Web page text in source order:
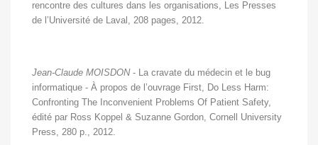
rencontre des cultures dans les organisations, Les Presses
de l’Université de Laval, 208 pages, 2012.
Jean-Claude MOISDON- La cravate du médecin et le bug
informatique - À propos de l’ouvrage First, Do Less Harm:
Confronting The Inconvenient Problems Of Patient Safety,
édité par Ross Koppel & Suzanne Gordon, Cornell University
Press, 280 p., 2012.